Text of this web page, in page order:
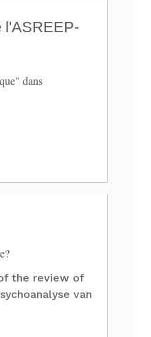
l'ASREEP-
dans
the review of
van